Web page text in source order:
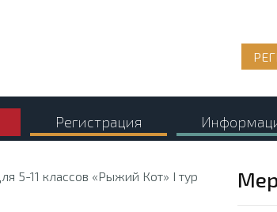
Регистрация